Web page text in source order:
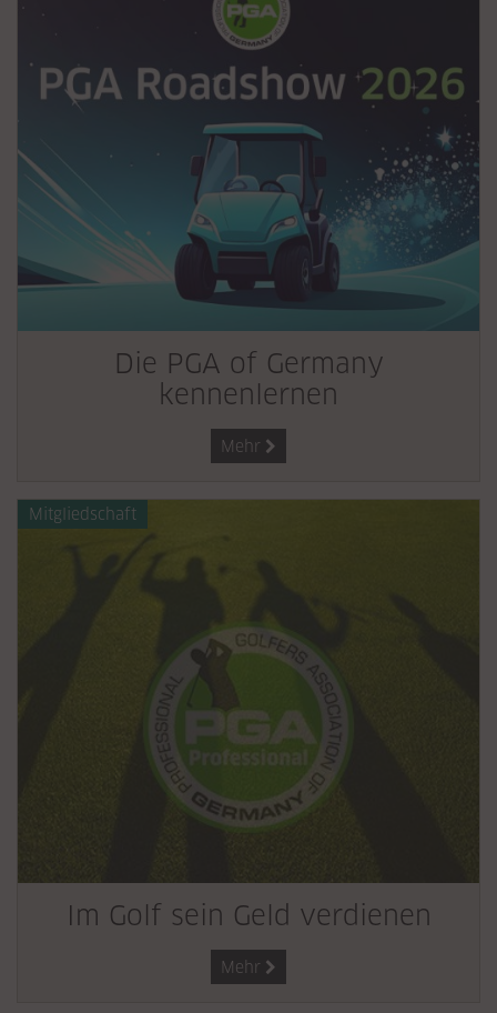
Die PGA of Germany
kennenlernen
Mehr 
Mitgliedschaft
Im Golf sein Geld verdienen
Mehr 